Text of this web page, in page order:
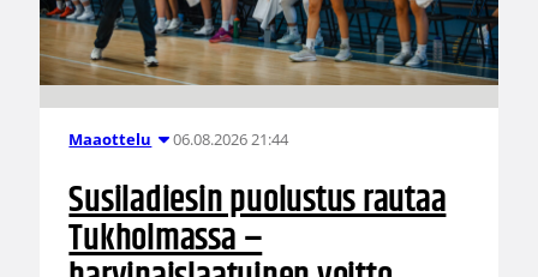
Maaottelu 06.08.2026 21:44
Susiladiesin puolustus rautaa
Tukholmassa –